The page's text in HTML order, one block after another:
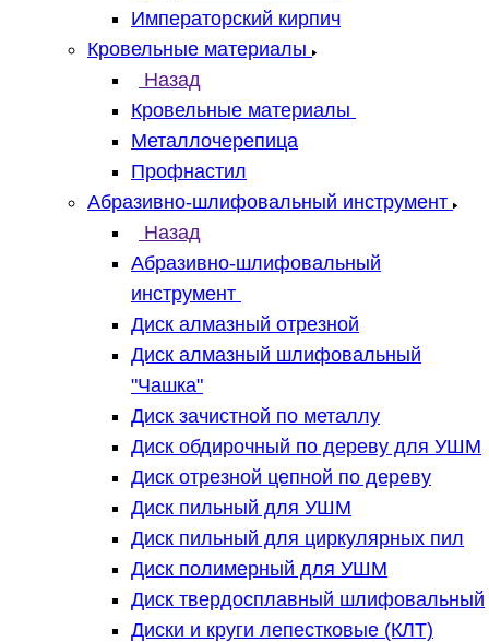
Императорский кирпич
Кровельные материалы
Назад
Кровельные материалы
Металлочерепица
Профнастил
Абразивно-шлифовальный инструмент
Назад
Абразивно-шлифовальный
инструмент
Диск алмазный отрезной
Диск алмазный шлифовальный
"Чашка"
Диск зачистной по металлу
Диск обдирочный по дереву для УШМ
Диск отрезной цепной по дереву
Диск пильный для УШМ
Диск пильный для циркулярных пил
Диск полимерный для УШМ
Диск твердосплавный шлифовальный
Диски и круги лепестковые (КЛТ)